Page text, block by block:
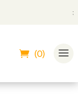
🤝
(0)